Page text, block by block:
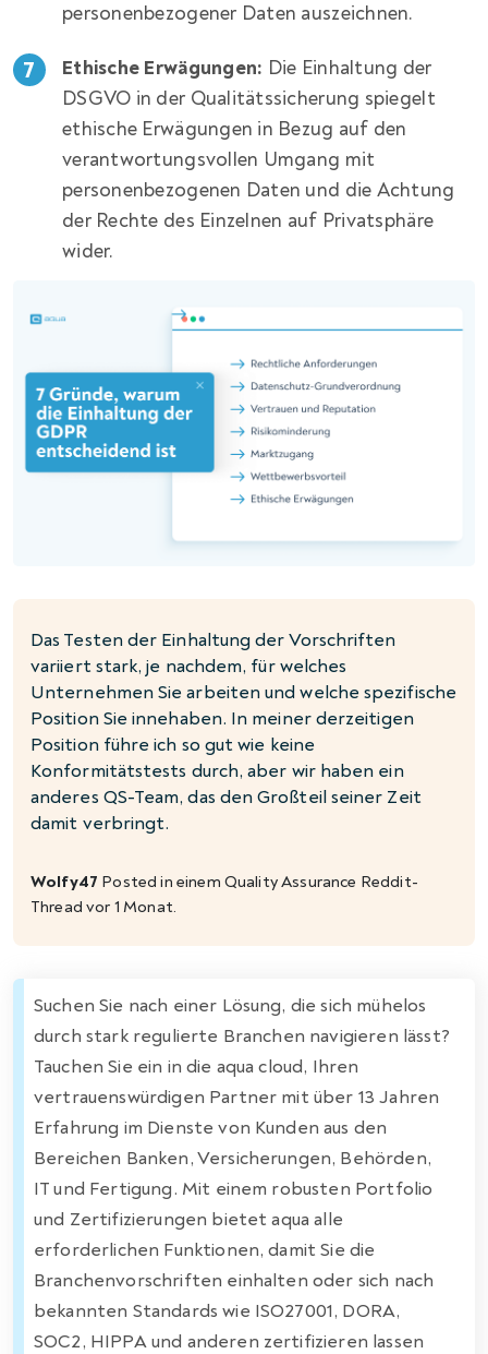
personenbezogener Daten auszeichnen.
Ethische Erwägungen: Die Einhaltung der
DSGVO in der Qualitätssicherung spiegelt
ethische Erwägungen in Bezug auf den
verantwortungsvollen Umgang mit
personenbezogenen Daten und die Achtung
der Rechte des Einzelnen auf Privatsphäre
wider.
Das Testen der Einhaltung der Vorschriften
variiert stark, je nachdem, für welches
Unternehmen Sie arbeiten und welche spezifische
Position Sie innehaben. In meiner derzeitigen
Position führe ich so gut wie keine
Konformitätstests durch, aber wir haben ein
anderes QS-Team, das den Großteil seiner Zeit
damit verbringt.
Wolfy47 Posted in einem Quality Assurance Reddit-
Thread vor 1 Monat.
Suchen Sie nach einer Lösung, die sich mühelos
durch stark regulierte Branchen navigieren lässt?
Tauchen Sie ein in die aqua cloud, Ihren
vertrauenswürdigen Partner mit über 13 Jahren
Erfahrung im Dienste von Kunden aus den
Bereichen Banken, Versicherungen, Behörden,
IT und Fertigung. Mit einem robusten Portfolio
und Zertifizierungen bietet aqua alle
erforderlichen Funktionen, damit Sie die
Branchenvorschriften einhalten oder sich nach
bekannten Standards wie ISO27001, DORA,
SOC2, HIPPA und anderen zertifizieren lassen